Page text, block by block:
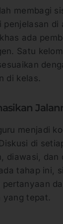
membagi
penjelasan di
ada
Satu
di kelas.
menjadi
di
diawasi, dan
tahap ini,
pertanyaan
yang tepat.